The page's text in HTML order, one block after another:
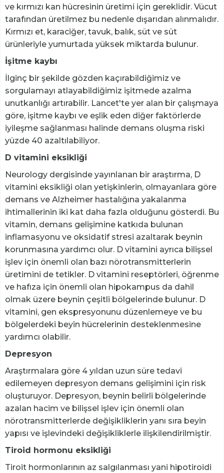
ve kırmızı kan hücresinin üretimi için gereklidir. Vücut
tarafından üretilmez bu nedenle dışarıdan alınmalıdır.
Kırmızı et, karaciğer, tavuk, balık, süt ve süt
ürünleriyle yumurtada yüksek miktarda bulunur.
İşitme kaybı
İlginç bir şekilde gözden kaçırabildiğimiz ve
sorgulamayı atlayabildiğimiz işitmede azalma
unutkanlığı artırabilir. Lancet'te yer alan bir çalışmaya
göre, işitme kaybı ve eşlik eden diğer faktörlerde
iyileşme sağlanması halinde demans oluşma riski
yüzde 40 azaltılabiliyor.
D vitamini eksikliği
Neurology dergisinde yayınlanan bir araştırma, D
vitamini eksikliği olan yetişkinlerin, olmayanlara göre
demans ve Alzheimer hastalığına yakalanma
ihtimallerinin iki kat daha fazla olduğunu gösterdi. Bu
vitamin, demans gelişimine katkıda bulunan
inflamasyonu ve oksidatif stresi azaltarak beynin
korunmasına yardımcı olur. D vitamini ayrıca bilişsel
işlev için önemli olan bazı nörotransmitterlerin
üretimini de tetikler. D vitamini reseptörleri, öğrenme
ve hafıza için önemli olan hipokampus da dahil
olmak üzere beynin çeşitli bölgelerinde bulunur. D
vitamini, gen ekspresyonunu düzenlemeye ve bu
bölgelerdeki beyin hücrelerinin desteklenmesine
yardımcı olabilir.
Depresyon
Araştırmalara göre 4 yıldan uzun süre tedavi
edilemeyen depresyon demans gelişimini için risk
oluşturuyor. Depresyon, beynin belirli bölgelerinde
azalan hacim ve bilişsel işlev için önemli olan
nörotransmitterlerde değişikliklerin yanı sıra beyin
yapısı ve işlevindeki değişikliklerle ilişkilendirilmiştir.
Tiroid hormonu eksikliği
Tiroit hormonlarının az salgılanması yani hipotiroidi